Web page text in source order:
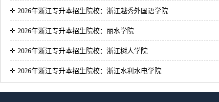
2026年浙江专升本招生院校：浙江越秀外国语学院
2026年浙江专升本招生院校：丽水学院
2026年浙江专升本招生院校：浙江树人学院
2026年浙江专升本招生院校：浙江水利水电学院